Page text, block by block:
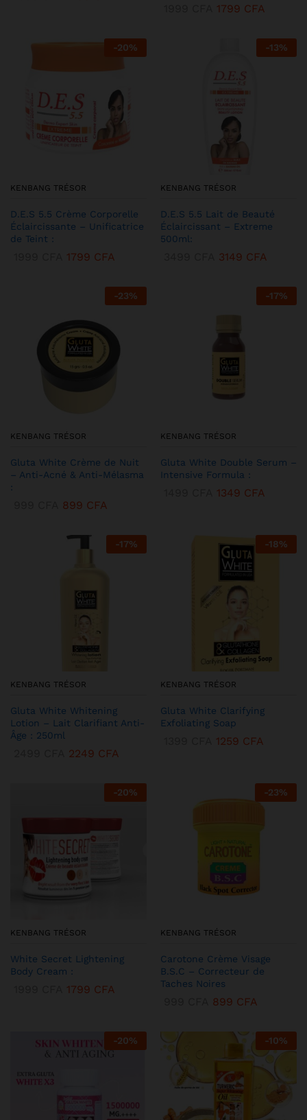
1799 CFA
-20%
KENBANG TRÉSOR
D.E.S 5.5 Crème Corporelle
Éclaircissante – Unificatrice
de Teint :
1799 CFA
-13%
KENBANG TRÉSOR
D.E.S 5.5 Lait de Beauté
Éclaircissant – Extreme
500ml:
3149 CFA
-23%
KENBANG TRÉSOR
Gluta White Crème de Nuit
– Anti-Acné & Anti-Mélasma
:
899 CFA
-17%
KENBANG TRÉSOR
Gluta White Double Serum –
Intensive Formula :
1349 CFA
-17%
KENBANG TRÉSOR
Gluta White Whitening
Lotion – Lait Clarifiant Anti-
Âge : 250ml
2249 CFA
-18%
KENBANG TRÉSOR
Gluta White Clarifying
Exfoliating Soap
1259 CFA
-20%
KENBANG TRÉSOR
White Secret Lightening
Body Cream :
1799 CFA
-23%
KENBANG TRÉSOR
Carotone Crème Visage
B.S.C – Correcteur de
Taches Noires
899 CFA
-20% -10%